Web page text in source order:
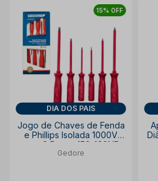
15% OFF
DIA DOS PAIS
Jogo de Chaves de Fenda
e Phillips Isolada 1000V
com 6 Peças 150-160NR
GEDORE
Gedore